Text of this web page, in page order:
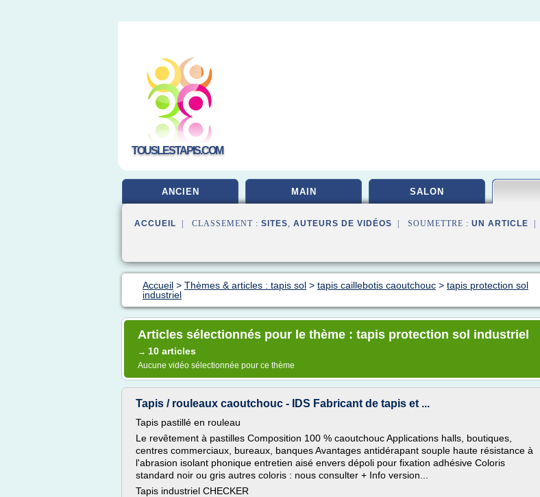
TOUSLESTAPIS.COM
ANCIEN MAIN SALON
ACCUEIL | CLASSEMENT : SITES, AUTEURS DE VIDÉOS | SOUMETTRE : UN ARTICLE
Accueil > Thèmes & articles : tapis sol > tapis caillebotis caoutchouc > tapis protection sol
industriel
Articles sélectionnés pour le thème : tapis protection sol industriel
→ 10 articles
Aucune vidéo sélectionnée pour ce thème
Tapis / rouleaux caoutchouc - IDS Fabricant de tapis et ...
Tapis pastillé en rouleau
Le revêtement à pastilles Composition 100 % caoutchouc Applications halls, boutiques,
centres commerciaux, bureaux, banques Avantages antidérapant souple haute résistance à
l'abrasion isolant phonique entretien aisé envers dépoli pour fixation adhésive Coloris
standard noir ou gris autres coloris : nous consulter + Info version...
Tapis industriel CHECKER